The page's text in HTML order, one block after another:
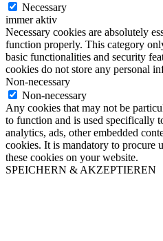
Necessary
immer aktiv
Necessary cookies are absolutely
function properly. This category
basic functionalities and security
cookies do not store any personal
Non-necessary
Non-necessary
Any cookies that may not be
to function and is used specifically
analytics, ads, other embedded
cookies. It is mandatory to procure
these cookies on your website.
SPEICHERN & AKZEPTIEREN